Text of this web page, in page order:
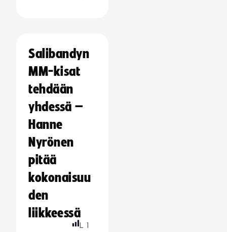
Salibandyn
MM-kisat
tehdään
yhdessä –
Hanne
Nyrönen
pitää
kokonaisuu
den
liikkeessä
L 1